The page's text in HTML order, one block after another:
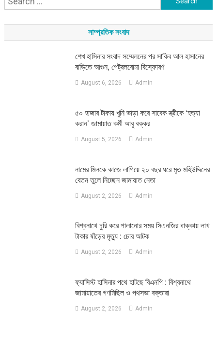
সাম্প্রতিক সংবাদ
শেখ হাসিনার সংবাদ সম্মেলনের পর সাকিব আল হাসানের
বাড়িতে আগুন, পেট্রলবোমা বিস্ফোরণ
August 6, 2026 Admin
৫০ হাজার টাকায় খুনি ভাড়া করে সাবেক স্ত্রীকে ‘হত্যা
করান’ জামায়াত কর্মী আবু বক্কর
August 5, 2026 Admin
নামের মিলকে কাজে লাগিয়ে ২০ বছর ধরে মৃত মহিউদ্দিনের
বেতন তুলে নিচ্ছেন জামায়াত নেতা
August 2, 2026 Admin
‎বিশ্বনাথে চুরি করে পালানোর সময় সিএনজির ধাক্কায় লাখ
টাকার ষাঁড়ের মৃত্যু : চোর আটক
August 2, 2026 Admin
‎ফ্যাসিস্ট হাসিনার পথে হাটছে বিএনপি : বিশ্বনাথে
জামায়াতের গণমিছিল ও পথসভা বক্তারা
August 2, 2026 Admin